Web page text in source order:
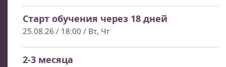
Старт обучения через 18 дней
25.08.26 / 18:00 / Вт, Чт
2-3 месяца